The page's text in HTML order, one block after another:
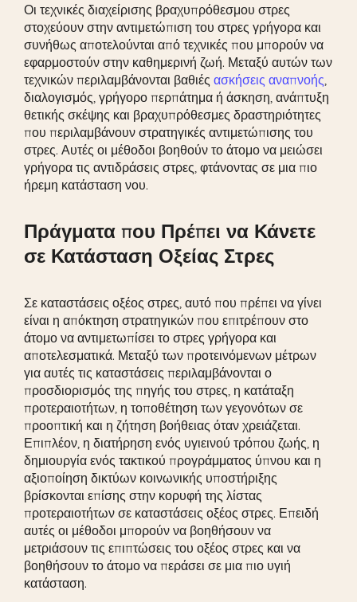
Οι τεχνικές διαχείρισης βραχυπρόθεσμου στρες
στοχεύουν στην αντιμετώπιση του στρες γρήγορα και
συνήθως αποτελούνται από τεχνικές που μπορούν να
εφαρμοστούν στην καθημερινή ζωή. Μεταξύ αυτών των
τεχνικών περιλαμβάνονται βαθιές ασκήσεις αναπνοής
διαλογισμός, γρήγορο περπάτημα ή άσκηση, ανάπτυξη
θετικής σκέψης και βραχυπρόθεσμες δραστηριότητες
που περιλαμβάνουν στρατηγικές αντιμετώπισης του
στρες. Αυτές οι μέθοδοι βοηθούν το άτομο να μειώσει
γρήγορα τις αντιδράσεις στρες, φτάνοντας σε μια πιο
ήρεμη κατάσταση νου.
Πράγματα που Πρέπει να Κάνετε
σε Κατάσταση Οξείας Στρες
Σε καταστάσεις οξέος στρες, αυτό που πρέπει να γίνει
είναι η απόκτηση στρατηγικών που επιτρέπουν στο
άτομο να αντιμετωπίσει το στρες γρήγορα και
αποτελεσματικά. Μεταξύ των προτεινόμενων μέτρων
για αυτές τις καταστάσεις περιλαμβάνονται ο
προσδιορισμός της πηγής του στρες, η κατάταξη
προτεραιοτήτων, η τοποθέτηση των γεγονότων σε
προοπτική και η ζήτηση βοήθειας όταν χρειάζεται.
Επιπλέον, η διατήρηση ενός υγιεινού τρόπου ζωής, η
δημιουργία ενός τακτικού προγράμματος ύπνου και η
αξιοποίηση δικτύων κοινωνικής υποστήριξης
βρίσκονται επίσης στην κορυφή της λίστας
προτεραιοτήτων σε καταστάσεις οξέος στρες. Επειδή
αυτές οι μέθοδοι μπορούν να βοηθήσουν να
μετριάσουν τις επιπτώσεις του οξέος στρες και να
βοηθήσουν το άτομο να περάσει σε μια πιο υγιή
κατάσταση.